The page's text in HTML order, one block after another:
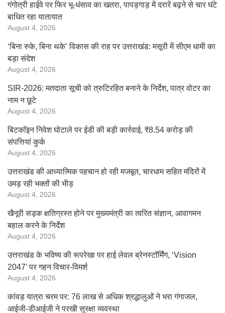
गंगोत्री हाईवे पर फिर भू-धंसाव का खतरा, पापड़गाड़ में दरारें बढ़ने से चार घंटे
बाधित रहा यातायात
August 4, 2026
‘बिना रुके, बिना थके’ विकास की राह पर उत्तराखंड: मसूरी में सीएम धामी का
बड़ा संदेश
August 4, 2026
SIR-2026: मतदाता सूची को त्रुटिरहित बनाने के निर्देश, पात्र वोटर का
नाम न छूटे
August 4, 2026
बिटकॉइन निवेश घोटाले पर ईडी की बड़ी कार्रवाई, ₹8.54 करोड़ की
संपत्तियां कुर्क
August 4, 2026
उत्तराखंड की आध्यात्मिक पहचान हो रही मजबूत, चारधाम सहित मंदिरों में
उमड़ रही भक्तों की भीड़
August 4, 2026
खैनूरी सड़क क्षतिग्रस्त होने पर मुख्यमंत्री का त्वरित संज्ञान, आवागमन
बहाल करने के निर्देश
August 4, 2026
उत्तराखंड के भविष्य की रूपरेखा पर हाई लेवल ब्रेनस्टॉर्मिंग, ‘Vision
2047’ पर गहन विचार-विमर्श
August 4, 2026
कांवड़ यात्रा चरम पर: 76 लाख से अधिक श्रद्धालुओं ने भरा गंगाजल,
आईजी-डीआईजी ने परखी सुरक्षा व्यवस्था